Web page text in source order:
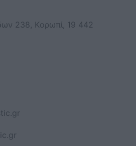
238, Κορωπί, 19 442